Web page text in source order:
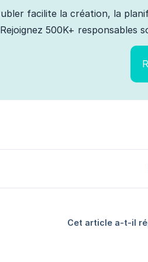
facilite la création, la
Rejoignez 500K+ responsables
Cet article a-t-il